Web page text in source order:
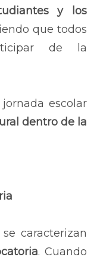
y los
que todos
de la
escolar
dentro de la
caracterizan
. Cuando